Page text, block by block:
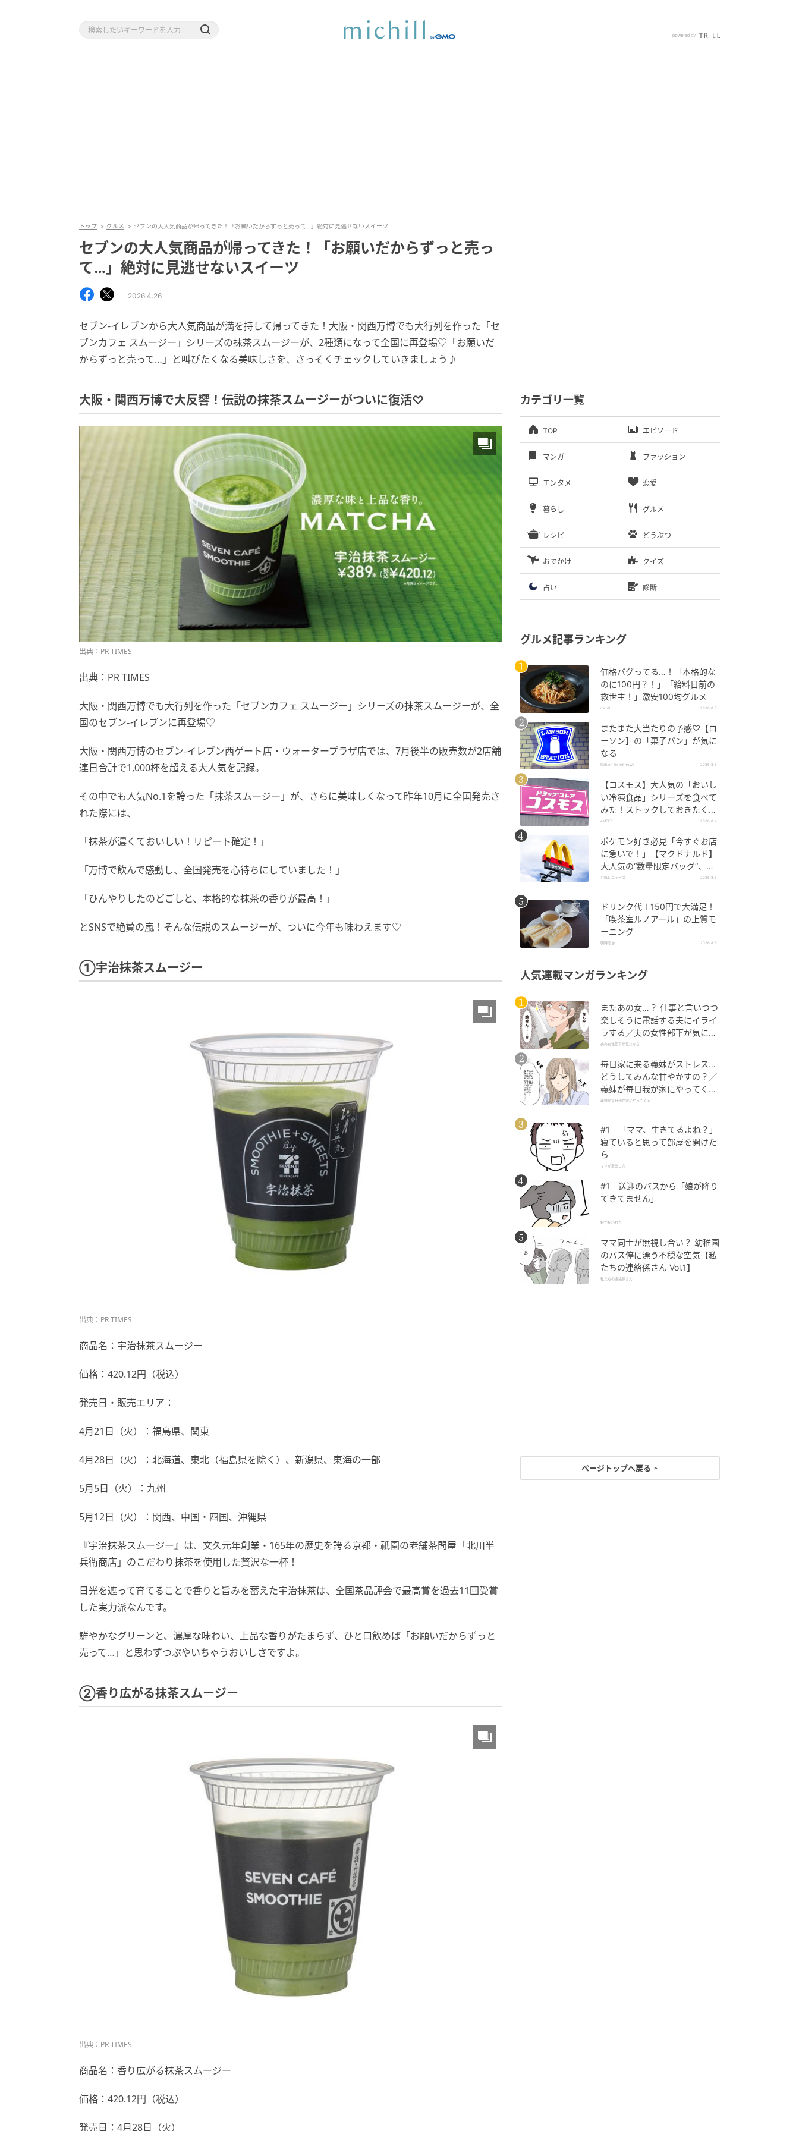
トップ グルメ セブンの大人気商品が帰ってきた！「お願いだからずっと売って…」絶対に見逃せないスイーツ
セブンの大人気商品が帰ってきた！「お願いだからずっと売っ
て…」絶対に見逃せないスイーツ
2026.4.26
セブン‐イレブンから大人気商品が満を持して帰ってきた！大阪・関西万博でも大行列を作った「セ
ブンカフェ スムージー」シリーズの抹茶スムージーが、2種類になって全国に再登場♡「お願いだ
からずっと売って…」と叫びたくなる美味しさを、さっそくチェックしていきましょう♪
大阪・関西万博で大反響！伝説の抹茶スムージーがついに復活♡
出典：PR TIMES
出典：PR TIMES
大阪・関西万博でも大行列を作った「セブンカフェ スムージー」シリーズの抹茶スムージーが、全
国のセブン‐イレブンに再登場♡
大阪・関西万博のセブン‐イレブン西ゲート店・ウォータープラザ店では、7月後半の販売数が2店舗
連日合計で1,000杯を超える大人気を記録。
その中でも人気No.1を誇った「抹茶スムージー」が、さらに美味しくなって昨年10月に全国発売さ
れた際には、
「抹茶が濃くておいしい！リピート確定！」
「万博で飲んで感動し、全国発売を心待ちにしていました！」
「ひんやりしたのどごしと、本格的な抹茶の香りが最高！」
とSNSで絶賛の嵐！そんな伝説のスムージーが、ついに今年も味わえます♡
①宇治抹茶スムージー
出典：PR TIMES
商品名：宇治抹茶スムージー
価格：420.12円（税込）
発売日・販売エリア：
4月21日（火）：福島県、関東
4月28日（火）：北海道、東北（福島県を除く）、新潟県、東海の一部
5月5日（火）：九州
5月12日（火）：関西、中国・四国、沖縄県
『宇治抹茶スムージー』は、文久元年創業・165年の歴史を誇る京都・祇園の老舗茶問屋「北川半
兵衞商店」のこだわり抹茶を使用した贅沢な一杯！
日光を遮って育てることで香りと旨みを蓄えた宇治抹茶は、全国茶品評会で最高賞を過去11回受賞
した実力派なんです。
鮮やかなグリーンと、濃厚な味わい、上品な香りがたまらず、ひと口飲めば「お願いだからずっと
売って…」と思わずつぶやいちゃうおいしさですよ。
②香り広がる抹茶スムージー
出典：PR TIMES
商品名：香り広がる抹茶スムージー
価格：420.12円（税込）
発売日：4月28日（火）
カテゴリ一覧
TOP エピソード
マンガ ファッション
エンタメ 恋愛
暮らし グルメ
レシピ どうぶつ
おでかけ クイズ
占い 診断
グルメ記事ランキング
価格バグってる…！「本格的な
のに100円？！」「給料日前の
救世主！」激安100均グルメ
michill 2026.8.5
またまた大当たりの予感♡【ロ
ーソン】の「菓子パン」が気に
なる
fashion trend news 2026.8.5
【コスモス】大人気の「おいし
い冷凍食品」シリーズを食べて
みた！ストックしておきたくな
る美味しさ
4MEEE 2026.8.4
ポケモン好き必見「今すぐお店
に急いで！」【マクドナルド】
大人気の“数量限定バッグ”、諦
めないで！今ならまだ買えるか
TRILL ニュース 2026.8.5
ドリンク代＋150円で大満足！
「喫茶室ルノアール」の上質モ
ーニング
朝時間.jp 2026.8.5
人気連載マンガランキング
またあの女…？ 仕事と言いつつ
楽しそうに電話する夫にイライ
ラする／夫の女性部下が気にな
る（1）【夫婦の危機 まんが】
夫の女性部下が気になる
毎日家に来る義妹がストレス…
どうしてみんな甘やかすの？／
義妹が毎日我が家にやってくる
（1）【義父母がシンドイんで
義妹が毎日我が家にやってくる
#1 「ママ、生きてるよね？」
寝ていると思って部屋を開けた
ら
ママが家出した
#1 送迎のバスから「娘が降り
てきてません」
娘が拐われた
ママ同士が無視し合い？ 幼稚園
のバス停に漂う不穏な空気【私
たちの連絡係さん Vol.1】
私たちの連絡係さん
ページトップへ戻る